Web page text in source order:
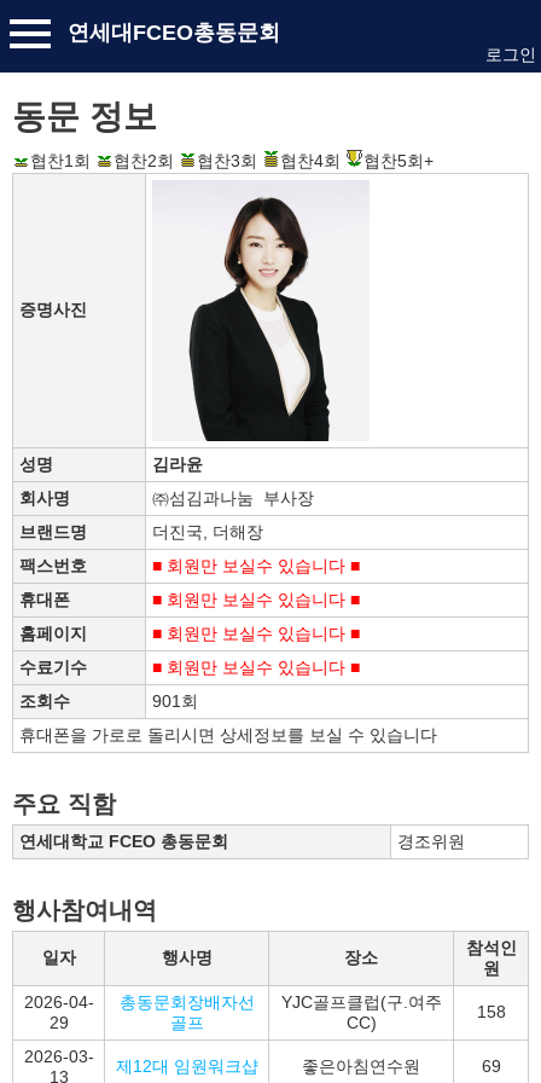
연세대FCEO총동문회
로그인
동문 정보
협찬1회 협찬2회 협찬3회 협찬4회 협찬5회+
증명사진
성명
김라윤
회사명
㈜섬김과나눔 부사장
브랜드명
더진국, 더해장
팩스번호
■ 회원만 보실수 있습니다 ■
휴대폰
■ 회원만 보실수 있습니다 ■
홈페이지
■ 회원만 보실수 있습니다 ■
수료기수
■ 회원만 보실수 있습니다 ■
조회수
901회
휴대폰을 가로로 돌리시면 상세정보를 보실 수 있습니다
주요 직함
연세대학교 FCEO 총동문회 경조위원
행사참여내역
일자 행사명 장소
참석인
원
2026-04-
29
총동문회장배자선
골프
YJC골프클럽(구.여주
CC)
158
2026-03-
13
제12대 임원워크샵 좋은아침연수원 69